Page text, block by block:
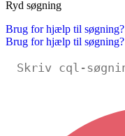
Ryd søgning
Brug for hjælp til søgning?
Brug for hjælp til søgning?